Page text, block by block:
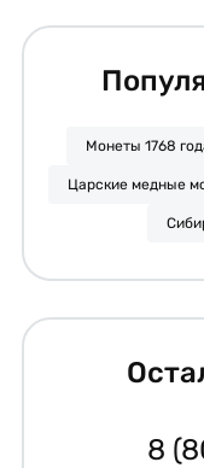
Монеты 1768
Царские медные
8